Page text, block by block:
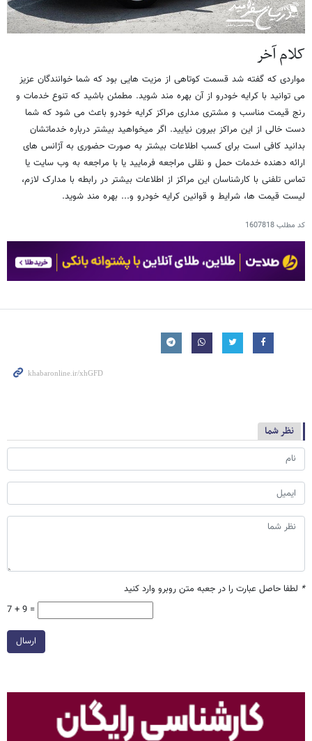
کلام آخر
مواردی که گفته شد قسمت کوتاهی از مزیت هایی بود که شما خوانندگان عزیز
می توانید با کرایه خودرو از آن بهره مند شوید. مطمئن باشید که تنوع خدمات و
رنج قیمت مناسب و مشتری مداری مراکز کرایه خودرو باعث می شود که شما
دست خالی از این مراکز بیرون نیایید. اگر میخواهید بیشتر درباره خدماتشان
بدانید کافی است برای کسب اطلاعات بیشتر به صورت حضوری به آژانس های
ارائه دهنده خدمات حمل و نقلی مراجعه فرمایید یا با مراجعه به وب سایت یا
تماس تلفنی با کارشناسان این مراکز از اطلاعات بیشتر در رابطه با مدارک لازم،
لیست قیمت ها، شرایط و قوانین کرایه خودرو و... بهره مند شوید.
کد مطلب1607818
نظر شما
* لطفا حاصل عبارت را در جعبه متن روبرو وارد کنید
7 + 9 =
ارسال